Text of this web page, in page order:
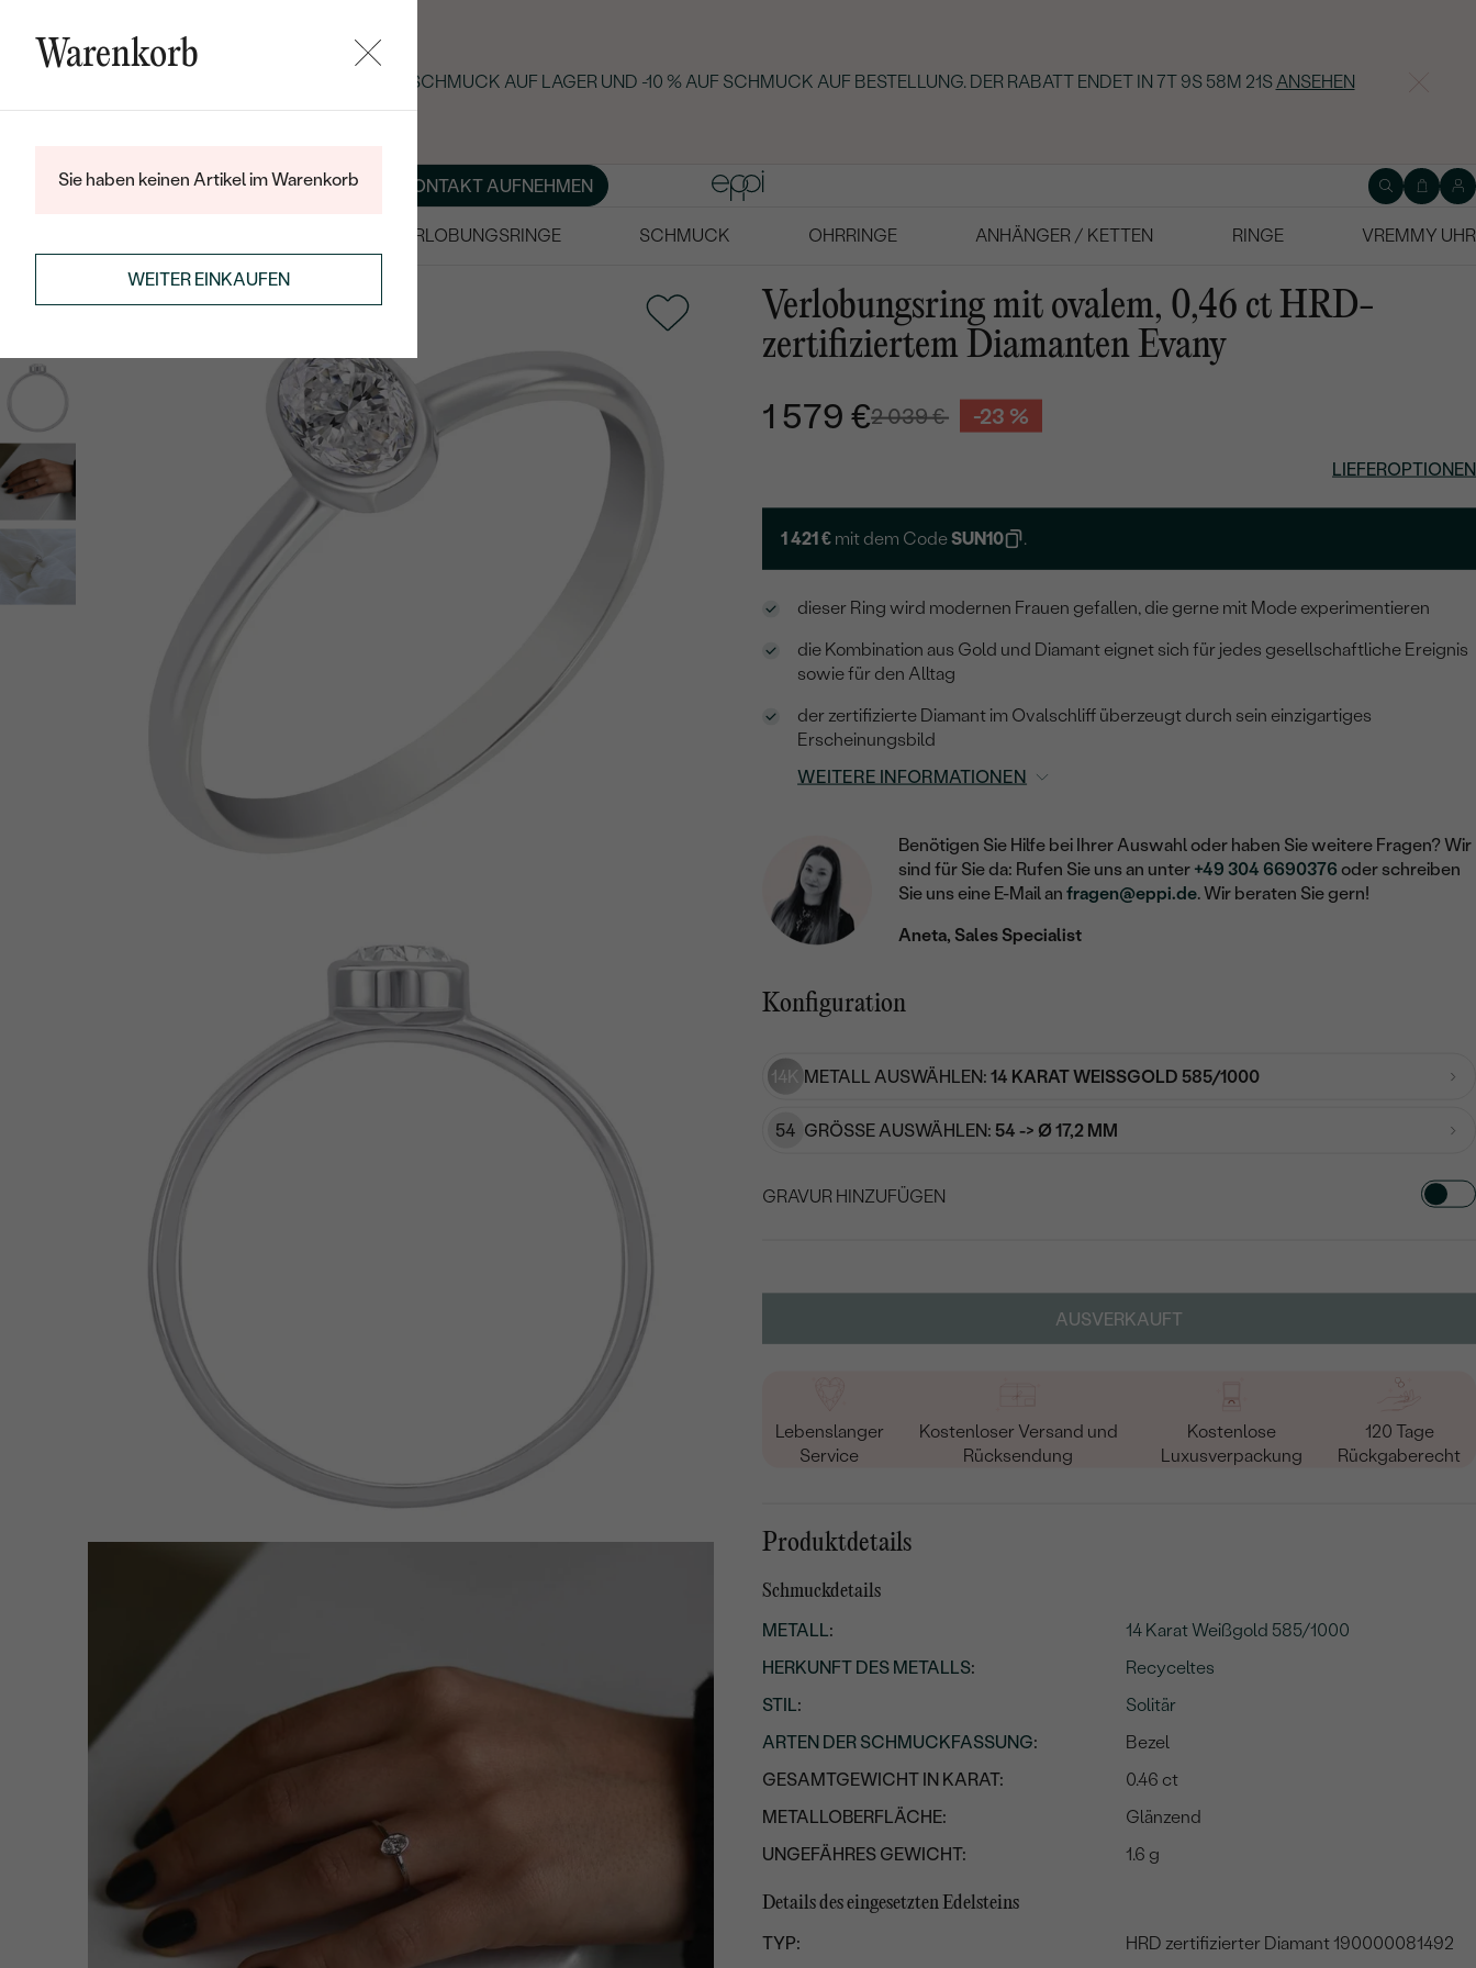
SOMMER-BLACK-FRIDAY: -25 % AUF SCHMUCK AUF LAGER UND -10 % AUF SCHMUCK AUF BESTELLUNG. DER RABATT ENDET IN 7T 9S 58M 20S ANSEHEN
ÜBER UNS MAGAZINSCHMUCK NACH MASS KONTAKT AUFNEHMEN
VERLOBUNGSRINGE SCHMUCK OHRRINGE ANHÄNGER / KETTEN RINGE VREMMY UHR
Verlobungsring mit ovalem, 0,46 ct HRD-
zertifiziertem Diamanten Evany
1 579 €2 039 € -23 %
LIEFEROPTIONEN
1 421 € mit dem CodeSUN10 .
dieser Ring wird modernen Frauen gefallen, die gerne mit Mode experimentieren
die Kombination aus Gold und Diamant eignet sich für jedes gesellschaftliche Ereignis
sowie für den Alltag
der zertifizierte Diamant im Ovalschliff überzeugt durch sein einzigartiges
Erscheinungsbild
WEITERE INFORMATIONEN
Benötigen Sie Hilfe bei Ihrer Auswahl oder haben Sie weitere Fragen? Wir
sind für Sie da: Rufen Sie uns an unter +49 304 6690376 oder schreiben
Sie uns eine E-Mail anfragen@eppi.de. Wir beraten Sie gern!
Aneta, Sales Specialist
Konfiguration
14K METALL AUSWÄHLEN: 14 KARAT WEISSGOLD 585/1000
54 GRÖSSE AUSWÄHLEN: 54 -> Ø 17,2 MM
GRAVUR HINZUFÜGEN
Geben Sie Initialen/Text ein
AUSVERKAUFT
Lebenslanger
Service
Kostenloser Versand und
Rücksendung
Kostenlose
Luxusverpackung
120 Tage
Rückgaberecht
Produktdetails
Schmuckdetails
METALL:
14 Karat Weißgold 585/1000
HERKUNFT DES METALLS:
Recyceltes
STIL:
Solitär
ARTEN DER SCHMUCKFASSUNG:
Bezel
GESAMTGEWICHT IN KARAT:
0.46 ct
METALLOBERFLÄCHE:
Glänzend
UNGEFÄHRES GEWICHT:
1.6 g
Details des eingesetzten Edelsteins
TYP:
HRD zertifizierter Diamant 190000081492
Warenkorb
Sie haben keinen Artikel im Warenkorb
WEITER EINKAUFEN